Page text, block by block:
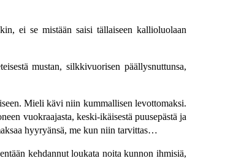
ei se mistään saisi tällaiseen kallioluolaan
mustan, silkkivuorisen päällysnuttunsa,
Mieli kävi niin kummallisen levottomaksi.
vuokraajasta, keski-ikäisestä puusepästä ja
hyyryänsä, me kun niin tarvittas…
kehdannut loukata noita kunnon ihmisiä,